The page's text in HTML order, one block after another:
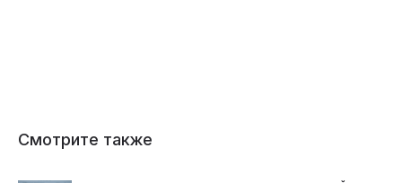
Смотрите также